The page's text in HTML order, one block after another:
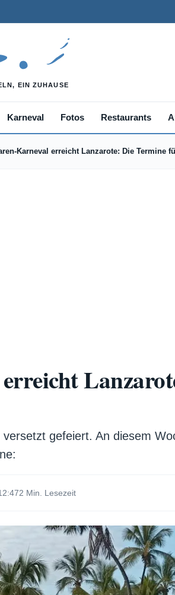
Karneval Fotos Restaurants
Karneval erreicht Lanzarote: Die Termine
gefeiert. An diesem
2 Min. Lesezeit